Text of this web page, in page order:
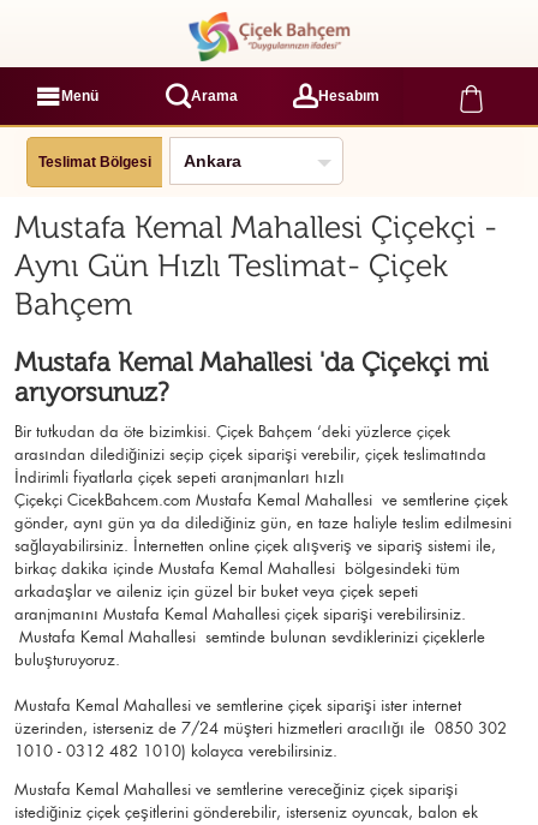
Menü Arama Hesabım
Teslimat Bölgesi
Mustafa Kemal Mahallesi Çiçekçi -
Aynı Gün Hızlı Teslimat- Çiçek
Bahçem
Mustafa Kemal Mahallesi 'da Çiçekçi mi
arıyorsunuz?
Bir tutkudan da öte bizimkisi. Çiçek Bahçem ‘deki yüzlerce çiçek
arasından dilediğinizi seçip çiçek siparişi verebilir, çiçek teslimatında
İndirimli fiyatlarla çiçek sepeti aranjmanları hızlı
Çiçekçi CicekBahcem.com Mustafa Kemal Mahallesi ve semtlerine çiçek
gönder, aynı gün ya da dilediğiniz gün, en taze haliyle teslim edilmesini
sağlayabilirsiniz. İnternetten online çiçek alışveriş ve sipariş sistemi ile,
birkaç dakika içinde Mustafa Kemal Mahallesi bölgesindeki tüm
arkadaşlar ve aileniz için güzel bir buket veya çiçek sepeti
aranjmanını Mustafa Kemal Mahallesi çiçek siparişi verebilirsiniz.
Mustafa Kemal Mahallesi semtinde bulunan sevdiklerinizi çiçeklerle
buluşturuyoruz.
Mustafa Kemal Mahallesi ve semtlerine çiçek siparişi ister internet
üzerinden, isterseniz de 7/24 müşteri hizmetleri aracılığı ile 0850 302
1010 - 0312 482 1010) kolayca verebilirsiniz.
Mustafa Kemal Mahallesi ve semtlerine vereceğiniz çiçek siparişi
istediğiniz çiçek çeşitlerini gönderebilir, isterseniz oyuncak, balon ek